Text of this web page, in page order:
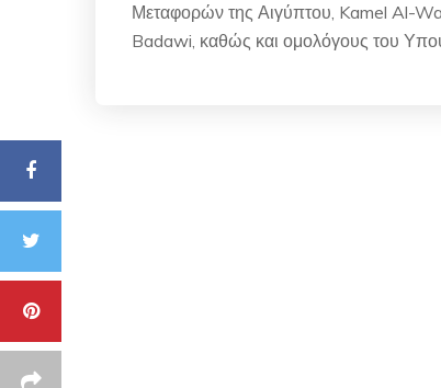
Μεταφορών της Αιγύπτου, Kamel Al-
Badawi, καθώς και ομολόγους του